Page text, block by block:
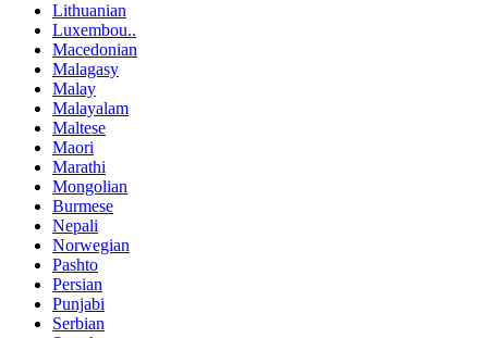
Lithuanian
Luxembou..
Macedonian
Malagasy
Malay
Malayalam
Maltese
Maori
Marathi
Mongolian
Burmese
Nepali
Norwegian
Pashto
Persian
Punjabi
Serbian